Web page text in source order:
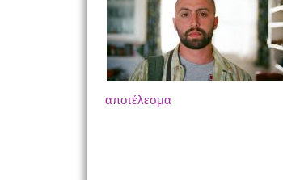
αποτέλεσμα